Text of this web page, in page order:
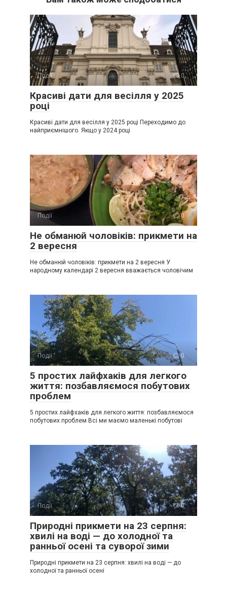
Події 0
Красиві дати для весілля у 2025
році
Красиві дати для весілля у 2025 році Переходимо до
найприємнішого. Якщо у 2024 році
Події 0
Не обманюй чоловіків: прикмети на
2 вересня
Не обманюй чоловіків: прикмети на 2 вересня У
народному календарі 2 вересня вважається чоловічим
Події 0
5 простих лайфхаків для легкого
життя: позбавляємося побутових
проблем
5 простих лайфхаків для легкого життя: позбавляємося
побутових проблем Всі ми маємо маленькі побутові
Події 0
Природні прикмети на 23 серпня:
хвилі на воді — до холодної та
ранньої осені та суворої зими
Природні прикмети на 23 серпня: хвилі на воді — до
холодної та ранньої осені